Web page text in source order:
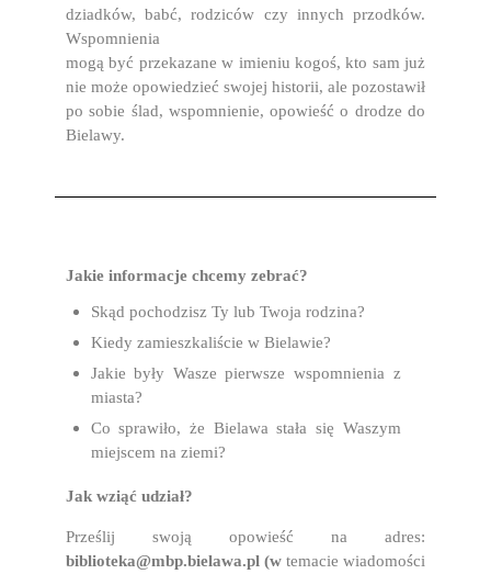
dziadków, babć, rodziców czy innych przodków.
Wspomnienia
mogą być przekazane w imieniu kogoś, kto sam już
nie może opowiedzieć swojej historii, ale pozostawił
po sobie ślad, wspomnienie, opowieść o drodze do
Bielawy.
Jakie informacje chcemy zebrać?
Skąd pochodzisz Ty lub Twoja rodzina?
Kiedy zamieszkaliście w Bielawie?
Jakie były Wasze pierwsze wspomnienia z
miasta?
Co sprawiło, że Bielawa stała się Waszym
miejscem na ziemi?
Jak wziąć udział?
Prześlij swoją opowieść na adres:
biblioteka@mbp.bielawa.pl (w temacie wiadomości